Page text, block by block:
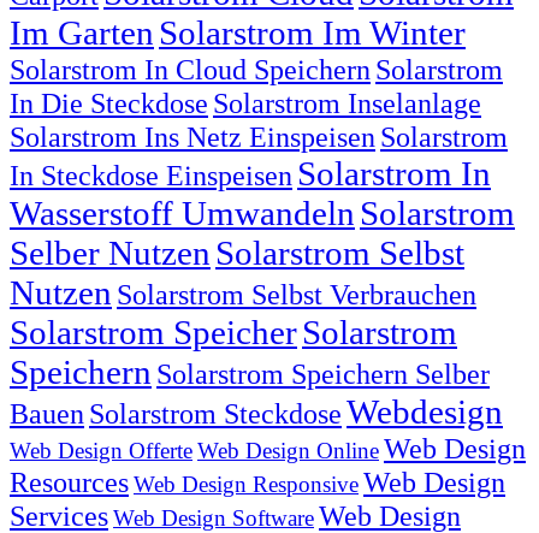
Im Garten Solarstrom Im Winter
Solarstrom In Cloud Speichern Solarstrom
In Die Steckdose Solarstrom Inselanlage
Solarstrom Ins Netz Einspeisen Solarstrom
In Steckdose Einspeisen Solarstrom In
Wasserstoff Umwandeln Solarstrom
Selber Nutzen Solarstrom Selbst
Nutzen Solarstrom Selbst Verbrauchen
Solarstrom SpeicherSolarstrom
Speichern Solarstrom Speichern Selber
Bauen Solarstrom SteckdoseWebdesign
Web Design OfferteWeb Design OnlineWeb Design
ResourcesWeb Design ResponsiveWeb Design
ServicesWeb Design SoftwareWeb Design